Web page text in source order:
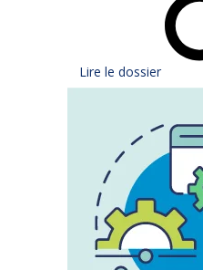
Lire le dossier